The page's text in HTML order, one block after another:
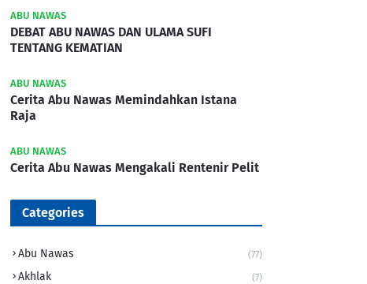
ABU NAWAS
DEBAT ABU NAWAS DAN ULAMA SUFI
TENTANG KEMATIAN
ABU NAWAS
Cerita Abu Nawas Memindahkan Istana
Raja
ABU NAWAS
Cerita Abu Nawas Mengakali Rentenir Pelit
Categories
Abu Nawas (77)
Akhlak (7)